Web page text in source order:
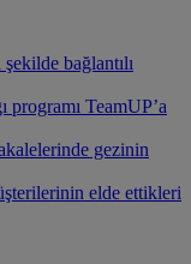
bağlantılı
programı TeamUP’a
gezinin
elde ettikleri